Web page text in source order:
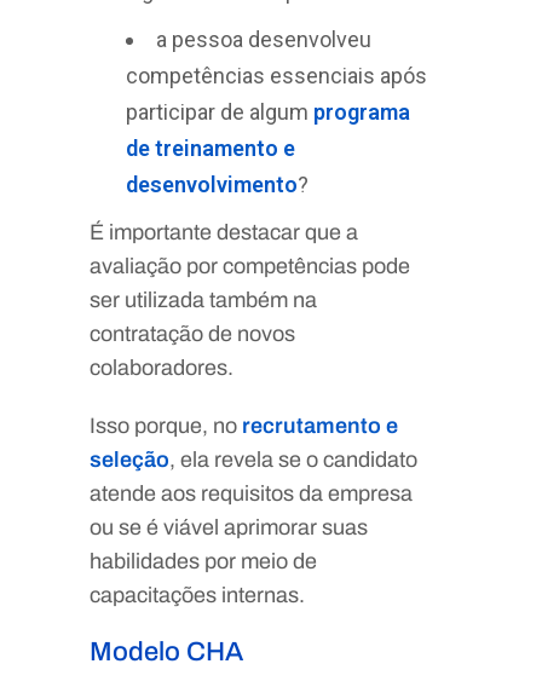
a pessoa desenvolveu
competências essenciais após
participar de algum programa
de treinamento e
desenvolvimento?
É importante destacar que a
avaliação por competências pode
ser utilizada também na
contratação de novos
colaboradores.
Isso porque, no recrutamento e
seleção, ela revela se o candidato
atende aos requisitos da empresa
ou se é viável aprimorar suas
habilidades por meio de
capacitações internas.
Modelo CHA